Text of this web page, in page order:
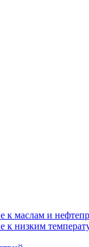
к маслам и
к низким